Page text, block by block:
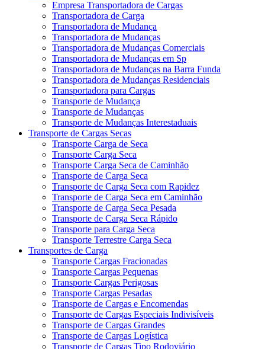
Empresa Transportadora de Cargas
Transportadora de Carga
Transportadora de Mudança
Transportadora de Mudanças
Transportadora de Mudanças Comerciais
Transportadora de Mudanças em Sp
Transportadora de Mudanças na Barra Funda
Transportadora de Mudanças Residenciais
Transportadora para Cargas
Transporte de Mudança
Transporte de Mudanças
Transporte de Mudanças Interestaduais
Transporte de Cargas Secas
Transporte Carga de Seca
Transporte Carga Seca
Transporte Carga Seca de Caminhão
Transporte de Carga Seca
Transporte de Carga Seca com Rapidez
Transporte de Carga Seca em Caminhão
Transporte de Carga Seca Pesada
Transporte de Carga Seca Rápido
Transporte para Carga Seca
Transporte Terrestre Carga Seca
Transportes de Carga
Transporte Cargas Fracionadas
Transporte Cargas Pequenas
Transporte Cargas Perigosas
Transporte Cargas Pesadas
Transporte de Cargas e Encomendas
Transporte de Cargas Especiais Indivisíveis
Transporte de Cargas Grandes
Transporte de Cargas Logística
Transporte de Cargas Tipo Rodoviário